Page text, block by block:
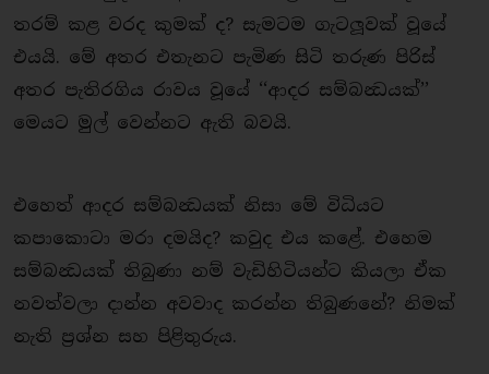
තරම් කළ වරද කුමක් ද? සැමටම ගැටලූවක් වූයේ
එයයි. මේ අතර එතැනට පැමිණ සිටි තරුණ පිරිස්
අතර පැතිරගිය රාවය වූයේ ‘‘ආදර සම්බන්‍ධයක්’’
මෙයට මුල් වෙන්නට ඇති බවයි.
එහෙත් ආදර සම්බන්‍ධයක් නිසා මේ විධියට
කපාකොටා මරා දමයිද? කවුද එය කළේ. එහෙම
සම්බන්‍ධයක් තිබුණා නම් වැඩිහිටියන්ට කියලා ඒක
නවත්වලා දාන්න අවවාද කරන්න තිබුණනේ? නිමක්
නැති ප‍්‍රශ්න සහ පිළිතුරුය.